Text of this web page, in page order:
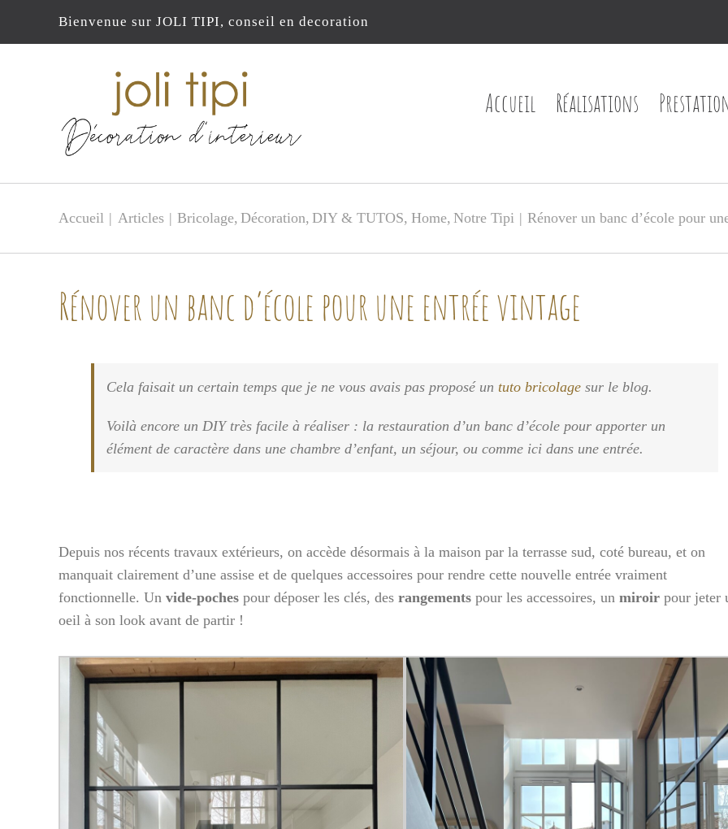
Bienvenue sur JOLI TIPI, conseil en decoration
Accueil Réalisations
Accueil Articles Bricolage Décoration DIY & TUTOS Home Notre Tipi Rénover un banc d’école pour
Rénover un banc d’école pour une entrée vintage
Cela faisait un certain temps que je ne vous avais pas proposé un tuto bricolage sur le blog.
Voilà encore un DIY très facile à réaliser : la restauration d’un banc d’école pour apporter un
élément de caractère dans une chambre d’enfant, un séjour, ou comme ici dans une entrée.
Depuis nos récents travaux extérieurs, on accède désormais à la maison par la terrasse sud, coté bureau, et on
manquait clairement d’une assise et de quelques accessoires pour rendre cette nouvelle entrée vraiment
fonctionnelle. Un vide-poches pour déposer les clés, des rangements pour les accessoires, un miroir pour jeter
oeil à son look avant de partir !